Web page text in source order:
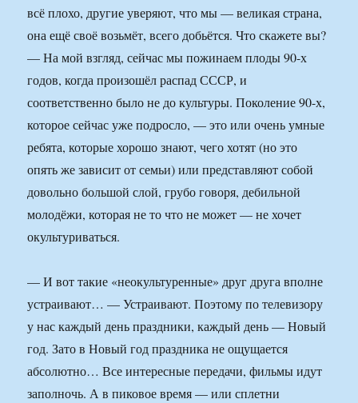
всё плохо, другие уверяют, что мы — великая страна,
она ещё своё возьмёт, всего добьётся. Что скажете вы?
— На мой взгляд, сейчас мы пожинаем плоды 90-х
годов, когда произошёл распад СССР, и
соответственно было не до культуры. Поколение 90-х,
которое сейчас уже подросло, — это или очень умные
ребята, которые хорошо знают, чего хотят (но это
опять же зависит от семьи) или представляют собой
довольно большой слой, грубо говоря, дебильной
молодёжи, которая не то что не может — не хочет
окультуриваться.
— И вот такие «неокультуренные» друг друга вполне
устраивают… — Устраивают. Поэтому по телевизору
у нас каждый день праздники, каждый день — Новый
год. Зато в Новый год праздника не ощущается
абсолютно… Все интересные передачи, фильмы идут
заполночь. А в пиковое время — или сплетни